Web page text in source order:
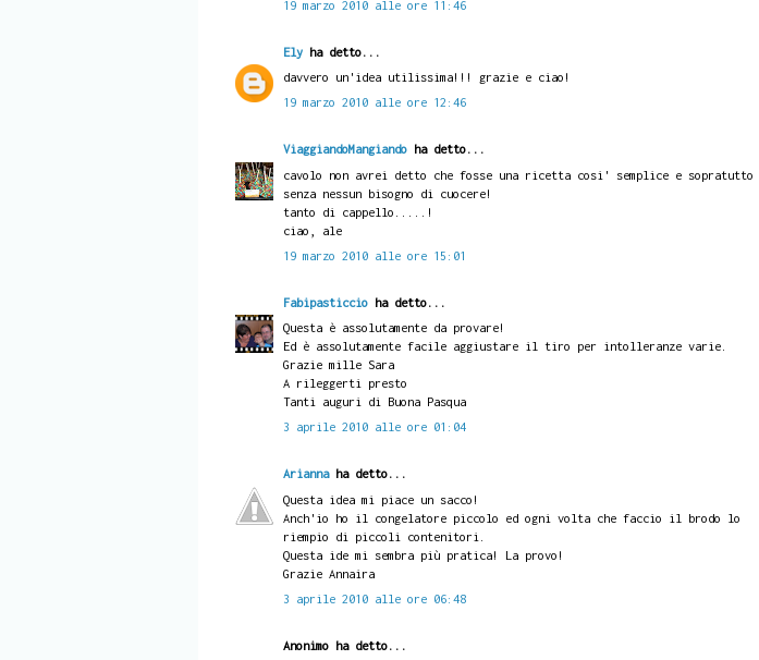
19 marzo 2010 alle ore 11:46
Elyha detto...
davvero un'idea utilissima!!! grazie e ciao!
19 marzo 2010 alle ore 12:46
ViaggiandoMangiandoha detto...
cavolo non avrei detto che fosse una ricetta cosi' semplice e sopratutto
senza nessun bisogno di cuocere!
tanto di cappello.....!
ciao, ale
19 marzo 2010 alle ore 15:01
Fabipasticcioha detto...
Questa è assolutamente da provare!
Ed è assolutamente facile aggiustare il tiro per intolleranze varie.
Grazie mille Sara
A rileggerti presto
Tanti auguri di Buona Pasqua
3 aprile 2010 alle ore 01:04
Ariannaha detto...
Questa idea mi piace un sacco!
Anch'io ho il congelatore piccolo ed ogni volta che faccio il brodo lo
riempio di piccoli contenitori.
Questa ide mi sembra più pratica! La provo!
Grazie Annaira
3 aprile 2010 alle ore 06:48
Anonimo ha detto...